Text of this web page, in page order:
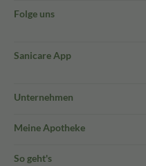
Folge uns
Sanicare App
Unternehmen
Meine Apotheke
So geht's